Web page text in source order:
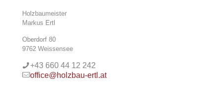
Holzbaumeister
Markus Ertl
Oberdorf 80
9762 Weissensee
+43 660 44 12 242
office@holzbau-ertl.at